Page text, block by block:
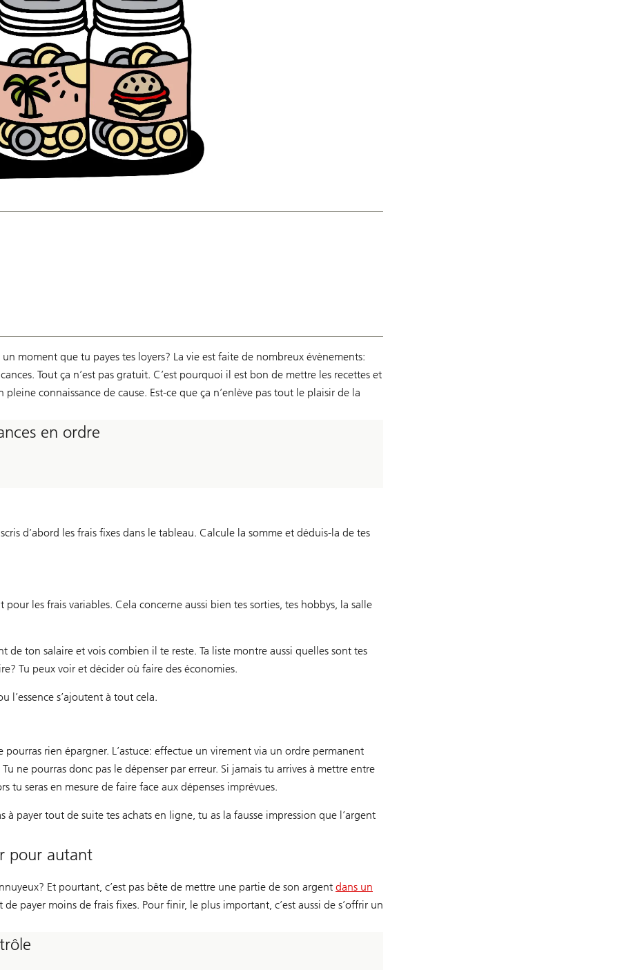
moment que tu payes tes loyers? La vie est faite de nombreux évènements:
Tout ça n’est pas gratuit. C’est pourquoi il est bon de mettre les recettes et
connaissance de cause. Est-ce que ça n’enlève pas tout le plaisir de la
en ordre
d’abord les frais fixes dans le tableau. Calcule la somme et déduis-la de tes
les frais variables. Cela concerne aussi bien tes sorties, tes hobbys, la salle
ton salaire et vois combien il te reste. Ta liste montre aussi quelles sont tes
Tu peux voir et décider où faire des économies.
l’essence s’ajoutent à tout cela.
rien épargner. L’astuce: effectue un virement via un ordre permanent
ne pourras donc pas le dépenser par erreur. Si jamais tu arrives à mettre entre
tu seras en mesure de faire face aux dépenses imprévues.
à payer tout de suite tes achats en ligne, tu as la fausse impression que l’argent
pour autant
Et pourtant, c’est pas bête de mettre une partie de son argent dans un
de payer moins de frais fixes. Pour finir, le plus important, c’est aussi de s’offrir un